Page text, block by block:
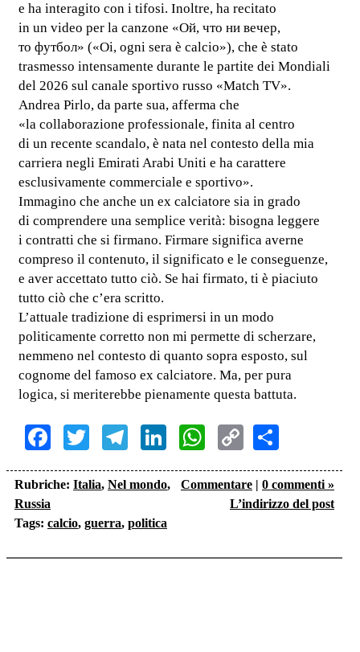
e ha interagito con i tifosi. Inoltre, ha recitato
in un video per la canzone «Ой, что ни вечер,
то футбол» («Oi, ogni sera è calcio»), che è stato
trasmesso intensamente durante le partite dei Mondiali
del 2026 sul canale sportivo russo «Match TV».
Andrea Pirlo, da parte sua, afferma che
«la collaborazione professionale, finita al centro
di un recente scandalo, è nata nel contesto della mia
carriera negli Emirati Arabi Uniti e ha carattere
esclusivamente commerciale e sportivo».
Immagino che anche un ex calciatore sia in grado
di comprendere una semplice verità: bisogna leggere
i contratti che si firmano. Firmare significa averne
compreso il contenuto, il significato e le conseguenze,
e aver accettato tutto ciò. Se hai firmato, ti è piaciuto
tutto ciò che c’era scritto.
L’attuale tradizione di esprimersi in un modo
politicamente corretto non mi permette di scherzare,
nemmeno nel contesto di quanto sopra esposto, sul
cognome del famoso ex calciatore. Ma, per pura
logica, si meriterebbe pienamente questa battuta.
Facebook
TwitterTelegram
LinkedInWhatsApp
Copy
Link
Rubriche: Italia, Nel mondo,
Russia
Tags: calcio, guerra, politica
Commentare | 0 commenti »
L’indirizzo del post